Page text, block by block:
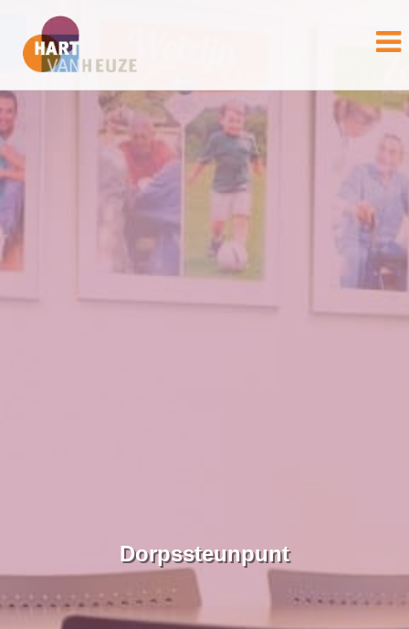
Dorpssteunpunt